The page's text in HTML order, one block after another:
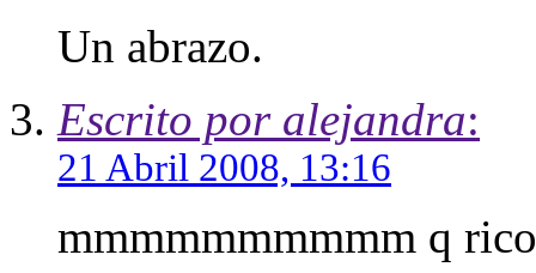
Un abrazo.
Escrito por alejandra:
21 Abril 2008, 13:16
mmmmmmmmmm q